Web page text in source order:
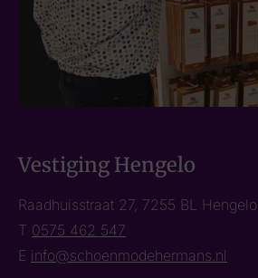
Vestiging Hengelo
Raadhuisstraat 27, 7255 BL Hengelo
T 0575 462 547
E info@schoenmodehermans.nl